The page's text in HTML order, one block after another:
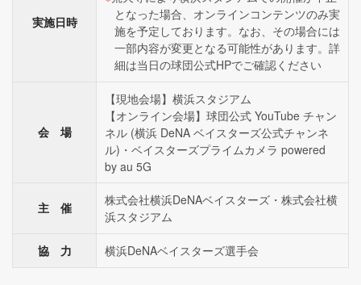
実施日時
となった場合、オンラインコンテンツのみ実
施を予定しております。なお、その場合には
一部内容が変更となる可能性があります。詳
細は当日の球団公式HPでご確認ください
会 場
【現地会場】横浜スタジアム
【オンライン会場】球団公式 YouTube チャン
ネル (横浜 DeNA ベイスターズ公式チャンネ
ル)・ベイスターズプライムカメラ powered
by au 5G
主 催
株式会社横浜DeNAベイスターズ・株式会社横
浜スタジアム
協 力 横浜DeNAベイスターズ選手会